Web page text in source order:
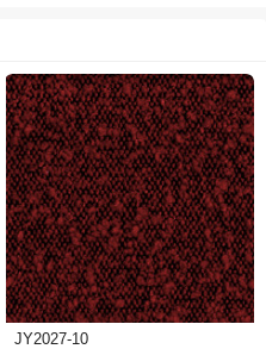
JY2027-10